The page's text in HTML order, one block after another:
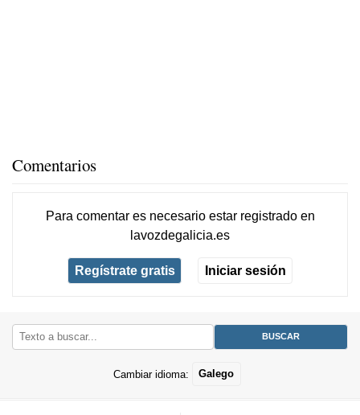
Comentarios
Para comentar es necesario estar registradoen
lavozdegalicia.es
Regístrate gratis Iniciar sesión
Cambiar idioma: Galego